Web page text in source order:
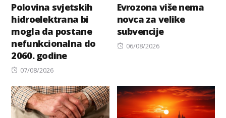
Polovina svjetskih
hidroelektrana bi
mogla da postane
nefunkcionalna do
2060. godine
Posted
07/08/2026
Evrozona više nema
novca za velike
subvencije
Posted
06/08/2026